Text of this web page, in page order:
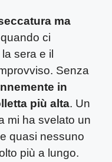
ma
quando ci
sera e il
Senza
in
più alta. Un
mi ha svelato un
quasi nessuno
più a lungo.